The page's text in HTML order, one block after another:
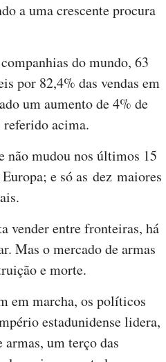
a uma crescente procura
do mundo, 63
por 82,4% das vendas em
um aumento de 4% de
acima.
não mudou nos últimos 15
e só as dez maiores
vender entre fronteiras, há
Mas o mercado de armas
e morte.
em marcha, os políticos
estadunidense lidera,
armas, um terço das